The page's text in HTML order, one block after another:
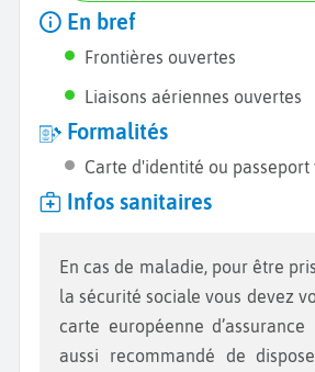
En bref
Frontières ouvertes
Liaisons aériennes ouvertes
Formalités
Carte d'identité ou passeport
Infos sanitaires
En cas de maladie, pour être pris en charge par
la sécurité sociale vous devez
carte européenne
aussi recommandé de